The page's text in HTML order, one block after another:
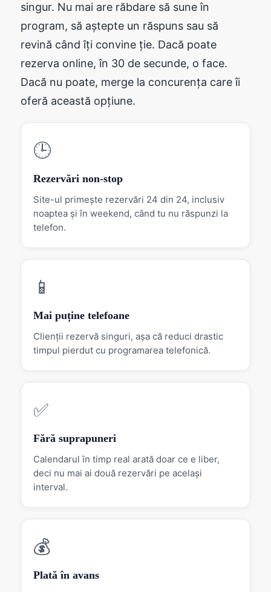
singur. Nu mai are răbdare să sune în
program, să aștepte un răspuns sau să
revină când îți convine ție. Dacă poate
rezerva online, în 30 de secunde, o face.
Dacă nu poate, merge la concurența care îi
oferă această opțiune.
🕒
Rezervări non-stop
Site-ul primește rezervări 24 din 24, inclusiv
noaptea și în weekend, când tu nu răspunzi la
telefon.
📱
Mai puține telefoane
Clienții rezervă singuri, așa că reduci drastic
timpul pierdut cu programarea telefonică.
✅
Fără suprapuneri
Calendarul în timp real arată doar ce e liber,
deci nu mai ai două rezervări pe același
interval.
💰
Plată în avans